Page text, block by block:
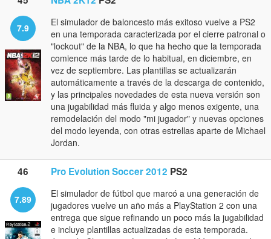
7.9
El simulador de baloncesto más exitoso vuelve a PS2
en una temporada caracterizada por el cierre patronal o
"lockout" de la NBA, lo que ha hecho que la temporada
comience más tarde de lo habitual, en diciembre, en
vez de septiembre. Las plantillas se actualizarán
automáticamente a través de la descarga de contenido,
y las principales novedades de esta nueva versión son
una jugabilidad más fluida y algo menos exigente, una
remodelación del modo "mi jugador" y nuevas opciones
del modo leyenda, con otras estrellas aparte de Michael
Jordan.
46 Pro Evolution Soccer 2012 PS2
7.89
El simulador de fútbol que marcó a una generación de
jugadores vuelve un año más a PlayStation 2 con una
entrega que sigue refinando un poco más la jugabilidad
e incluye plantillas actualizadas de esta temporada.